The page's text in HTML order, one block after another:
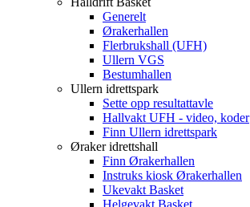
Generelt
Ørakerhallen
Flerbrukshall (UFH)
Ullern VGS
Bestumhallen
Ullern idrettspark
Sette opp resultattavle
Hallvakt UFH - video, koder
Finn Ullern idrettspark
Øraker idrettshall
Finn Ørakerhallen
Instruks kiosk Ørakerhallen
Ukevakt Basket